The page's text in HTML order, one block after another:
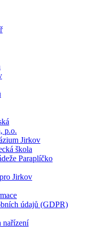
p.o.
Jirkov
škola
Paraplíčko
Jirkov
údajů (GDPR)
nařízení